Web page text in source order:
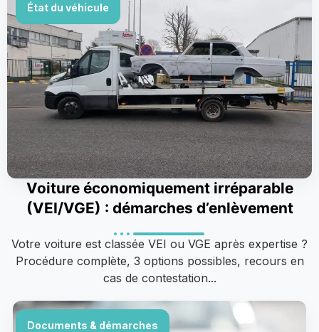
État du véhicule
Voiture économiquement irréparable
(VEI/VGE) : démarches d’enlèvement
Votre voiture est classée VEI ou VGE après expertise ?
Procédure complète, 3 options possibles, recours en
cas de contestation...
Documents & démarches